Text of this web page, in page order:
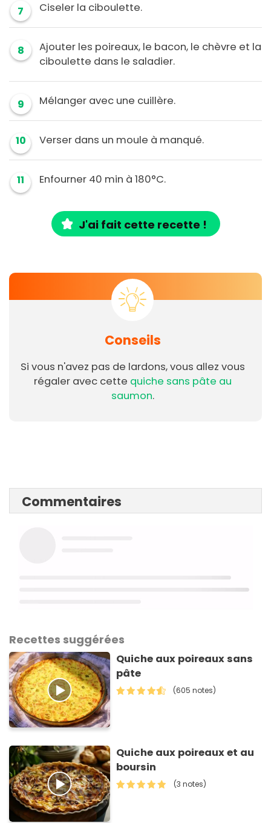
7 Ciseler la ciboulette.
8
Ajouter les poireaux, le bacon, le chèvre et la
ciboulette dans le saladier.
9 Mélanger avec une cuillère.
10 Verser dans un moule à manqué.
11 Enfourner 40 min à 180°C.
J'ai fait cette recette !
Conseils
Si vous n'avez pas de lardons, vous allez vous
régaler avec cette quiche sans pâte au
saumon.
Commentaires
Recettes suggérées
Quiche aux poireaux sans
pâte
(605 notes)
Quiche aux poireaux et au
boursin
(3 notes)